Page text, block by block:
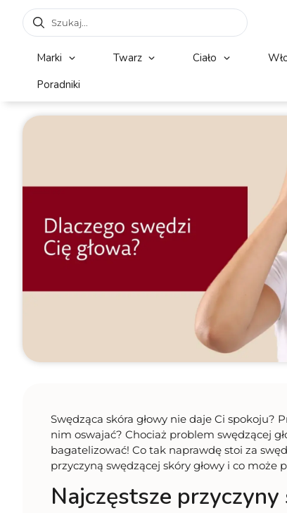
Marki Twarz Ciało
Poradniki
Swędząca skóra głowy nie daje Ci
nim oswajać? Chociaż problem swędzącej
bagatelizować! Co tak naprawdę stoi za
przyczyną swędzącej skóry głowy i co może
Najczęstsze